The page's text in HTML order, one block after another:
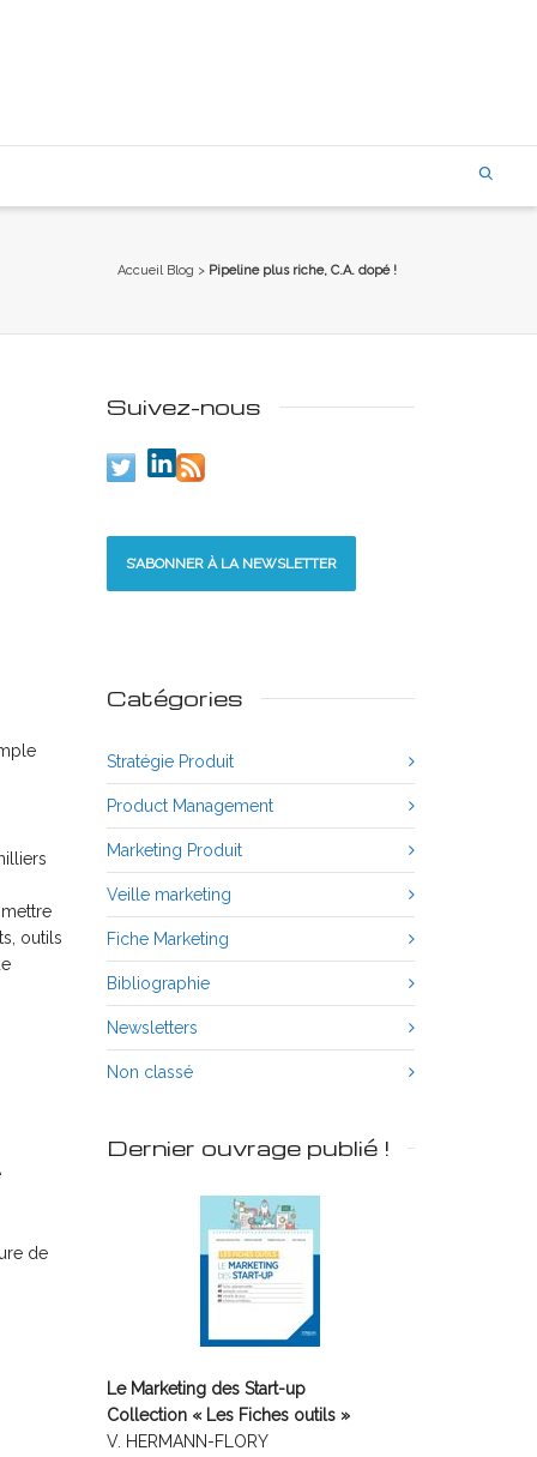
Accueil Blog > Pipeline plus riche, C.A. dopé !
outils
de
Suivez-nous
S’ABONNER À LA NEWSLETTER
Catégories
Stratégie Produit
Product Management
Marketing Produit
Veille marketing
Fiche Marketing
Bibliographie
Newsletters
Non classé
Dernier ouvrage publié !
Le Marketing des Start-up
Collection « Les Fiches outils »
V. HERMANN-FLORY